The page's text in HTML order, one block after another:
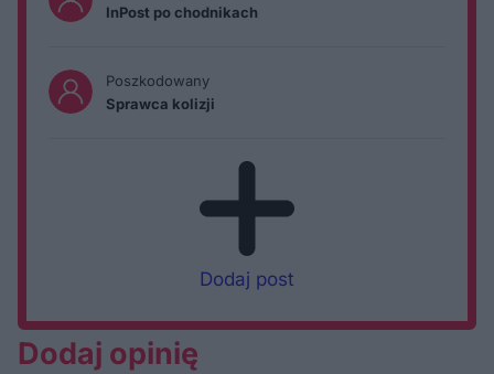
InPost po chodnikach
Poszkodowany
Sprawca kolizji
Dodaj post
Dodaj opinię